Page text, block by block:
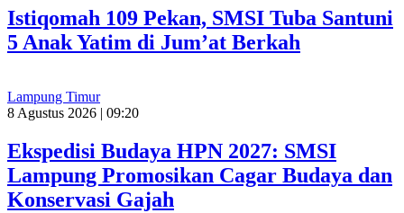
Istiqomah 109 Pekan, SMSI Tuba Santuni
5 Anak Yatim di Jum’at Berkah
Lampung Timur
8 Agustus 2026 | 09:20
Ekspedisi Budaya HPN 2027: SMSI
Lampung Promosikan Cagar Budaya dan
Konservasi Gajah